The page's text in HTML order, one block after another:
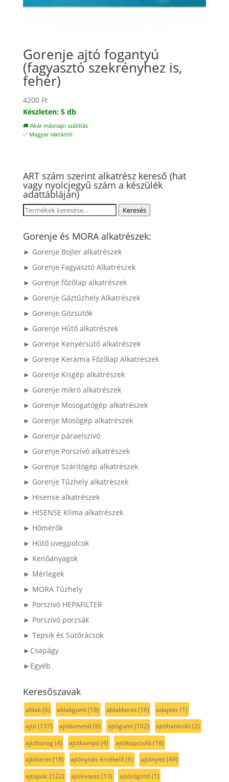
Gorenje ajtó fogantyú
(fagyasztó szekrényhez is,
fehér)
4200 Ft
Készleten: 5 db
🚚 Akár másnapi szállítás
✅ Magyar raktárról
ART szám szerint alkatrész kereső (hat
vagy nyolcjegyű szám a készülék
adattábláján)
Keresés
következőre:
Keresés
Gorenje és MORA alkatrészek:
► Gorenje Bojler alkatrészek
► Gorenje Fagyasztó Alkatrészek
► Gorenje főzőlap alkatrészek
► Gorenje Gáztűzhely Alkatrészek
► Gorenje Gőzsütők
► Gorenje Hűtő alkatrészek
► Gorenje Kenyérsütő alkatrészek
► Gorenje Kerámia Főzőlap Alkatrészek
► Gorenje Kisgép alkatrészek
► Gorenje mikró alkatrészek
► Gorenje Mosogatógép alkatrészek
► Gorenje Mosógép alkatrészek
► Gorenje páraelszívó
► Gorenje Porszívó alkatrészek
► Gorenje Szárítógép alkatrészek
► Gorenje Tűzhely alkatrészek
► Hisense alkatrészek
► HISENSE Klíma alkatrészek
► Hőmérők
► Hűtő üvegpolcok
► Kenőanyagok
► Mérlegek
► MORA Tűzhely
► Porszívó HEPAFILTER
► Porszívó porzsák
► Tepsik és Sütőrácsok
►Csapágy
►Egyéb
Keresőszavak
ablak(6) ablakgumi (18) ablakkeret(16) adapter(1)
ajtó(137) ajtóbimetál (6) ajtógumi (102) ajtóhatároló(2)
ajtóhorog(4) ajtókampó(4) ajtókapcsoló(18)
ajtókeret(18) ajtónyitás érzékelő(6) ajtónyitó(49)
ajtópolc(122) ajtóretesz (13) ajtórögzítő(1)